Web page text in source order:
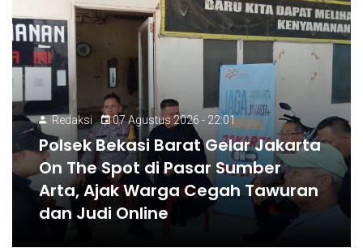
Redaksi 07 Agustus 2026 - 22:01
Polsek Bekasi Barat Gelar Jakarta
On The Spot di Pasar Sumber
Arta, Ajak Warga Cegah Tawuran
dan Judi Online